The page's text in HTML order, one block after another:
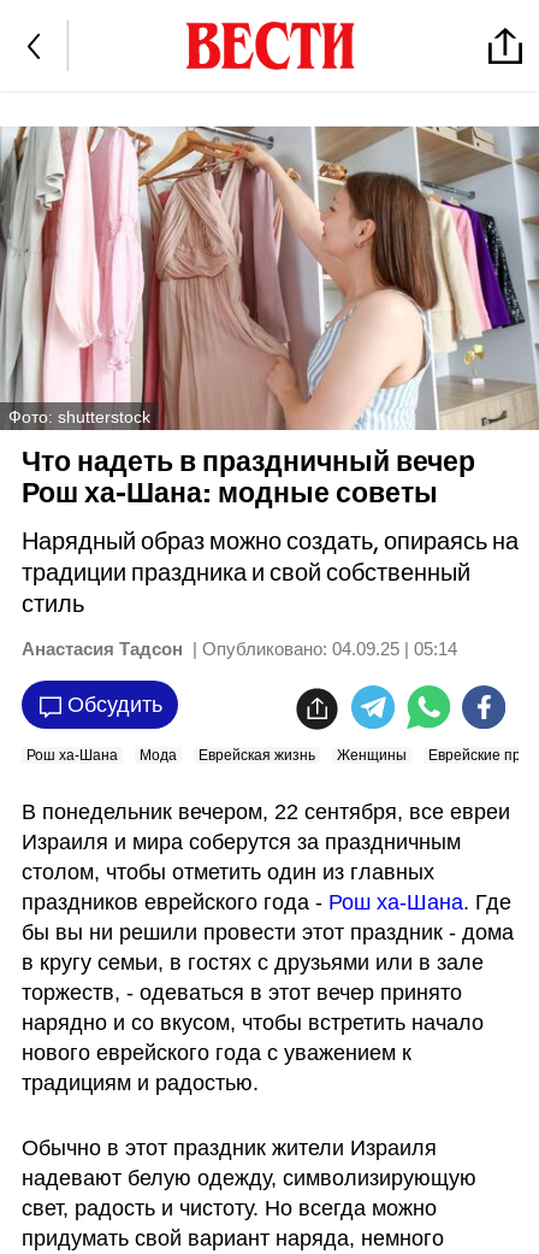
Фото: shutterstock
Что надеть в праздничный вечер
Рош ха-Шана: модные советы
Нарядный образ можно создать, опираясь на
традиции праздника и свой собственный
стиль
Анастасия Тадсон | Опубликовано: 04.09.25 | 05:14
Обсудить
Рош ха-Шана Мода Еврейская жизнь Женщины Еврейские
В понедельник вечером, 22 сентября, все евреи
Израиля и мира соберутся за праздничным
столом, чтобы отметить один из главных
праздников еврейского года - Рош ха-Шана. Где
бы вы ни решили провести этот праздник - дома
в кругу семьи, в гостях с друзьями или в зале
торжеств, - одеваться в этот вечер принято
нарядно и со вкусом, чтобы встретить начало
нового еврейского года с уважением к
традициям и радостью.
Обычно в этот праздник жители Израиля
надевают белую одежду, символизирующую
свет, радость и чистоту. Но всегда можно
придумать свой вариант наряда, немного